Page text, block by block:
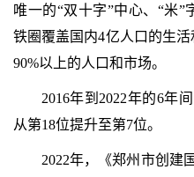
唯一的“双十字”中心、“米
铁圈覆盖国内4亿人口的生
90%以上的人口和市场。
2016年到2022年的6年
从第18位提升至第7位。
2022年，《郑州市创建